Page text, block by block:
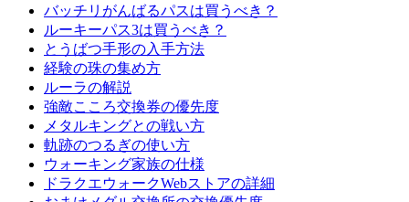
バッチリがんばるパスは買うべき？
ルーキーパス3は買うべき？
とうばつ手形の入手方法
経験の珠の集め方
ルーラの解説
強敵こころ交換券の優先度
メタルキングとの戦い方
軌跡のつるぎの使い方
ウォーキング家族の仕様
ドラクエウォークWebストアの詳細